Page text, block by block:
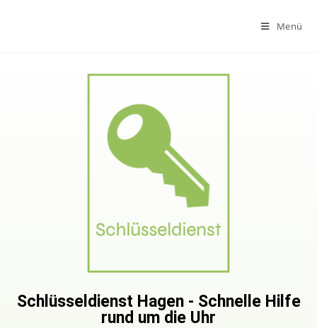
Menü
Schlüsseldienst Hagen - Schnelle Hilfe
rund um die Uhr